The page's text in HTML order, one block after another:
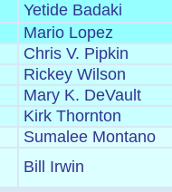
Yetide Badaki
Mario Lopez
Chris V. Pipkin
Rickey Wilson
Mary K. DeVault
Kirk Thornton
Sumalee Montano
Bill Irwin